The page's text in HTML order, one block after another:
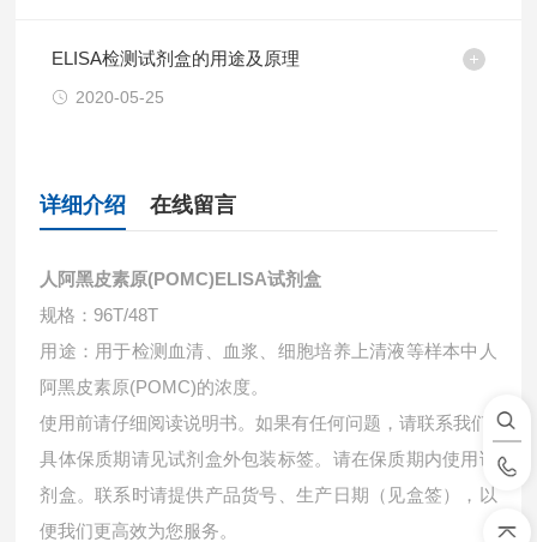
ELISA检测试剂盒的用途及原理
2020-05-25
详细介绍 在线留言
人阿黑皮素原(POMC)ELISA试剂盒
规格：96T/48T
用途：用于检测血清、血浆、细胞培养上清液等样本中 人
阿黑皮素原(POMC)的浓度。
使用前请仔细阅读说明书。如果有任何问题，请联系我们
具体保质期请见试剂盒外包装标签。请在保质期内使用试
剂盒。联系时请提供产品货号、生产日期（见盒签），以
便我们更高效为您服务。